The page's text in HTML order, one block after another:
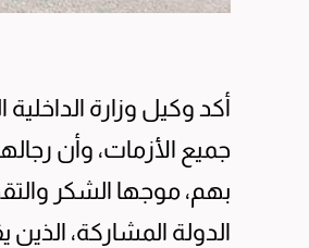
أكد وكيل وزارة
جميع الأزمات، وأن
بهم، موجها الشكر
الدولة المشاركة،